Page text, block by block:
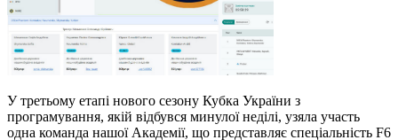
У третьому етапі нового сезону Кубка України з
програмування, якій відбувся минулої неділі, узяла участь
одна команда нашої Академії, що представляє спеціальність F6